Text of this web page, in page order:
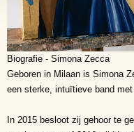
Biografie - Simona Zecca
Geboren in Milaan is Simona
een sterke, intuïtieve band
In 2015 besloot zij gehoor te